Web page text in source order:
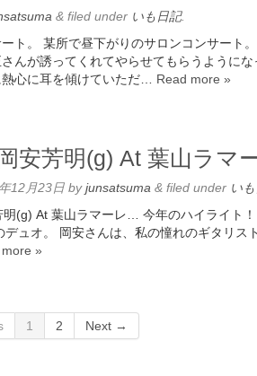
& filed under いも日記.
ト。 某所で昼下がりのサロンコンサート
んが誘ってくれてやらせてもらうように
心に耳を傾けていただ… Read more »
安芳明(g) At 葉山ラマ
12月23日 byjunsatsuma & filed under い
明(g) At 葉山ラマーレ… 今年のハイライト
デュオ。 岡安さんは、私の憧れのギタリス
»
1 2 Next →